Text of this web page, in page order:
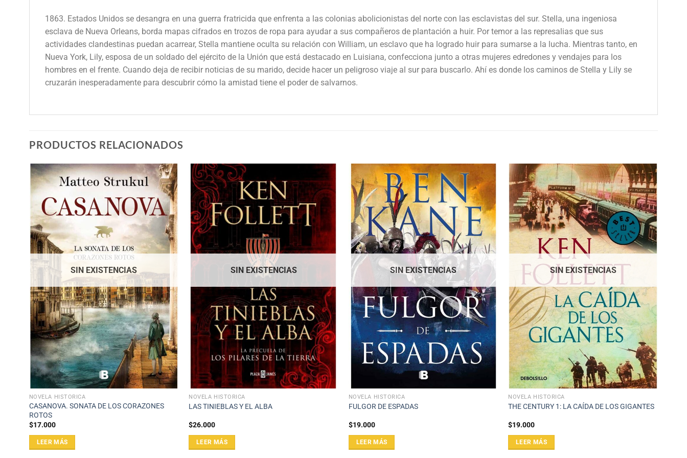
1863. Estados Unidos se desangra en una guerra fratricida que enfrenta a las colonias abolicionistas del norte con las esclavistas del sur. Stella, una ingeniosa
esclava de Nueva Orleans, borda mapas cifrados en trozos de ropa para ayudar a sus compañeros de plantación a huir. Por temor a las represalias que sus
actividades clandestinas puedan acarrear, Stella mantiene oculta su relación con William, un esclavo que ha logrado huir para sumarse a la lucha. Mientras tanto, en
Nueva York, Lily, esposa de un soldado del ejército de la Unión que está destacado en Luisiana, confecciona junto a otras mujeres edredones y vendajes para los
hombres en el frente. Cuando deja de recibir noticias de su marido, decide hacer un peligroso viaje al sur para buscarlo. Ahí es donde los caminos de Stella y Lily se
cruzarán inesperadamente para descubrir cómo la amistad tiene el poder de salvarnos.
PRODUCTOS RELACIONADOS
SIN EXISTENCIAS
NOVELA HISTÓRICA
CASANOVA. SONATA DE LOS CORAZONES
ROTOS
$17.000
LEER MÁS
SIN EXISTENCIAS
NOVELA HISTÓRICA
LAS TINIEBLAS Y EL ALBA
$26.000
LEER MÁS
SIN EXISTENCIAS
NOVELA HISTÓRICA
FULGOR DE ESPADAS
$19.000
LEER MÁS
SIN EXISTENCIAS
NOVELA HISTÓRICA
THE CENTURY 1: LA CAÍDA DE LOS GIGANTES
$19.000
LEER MÁS